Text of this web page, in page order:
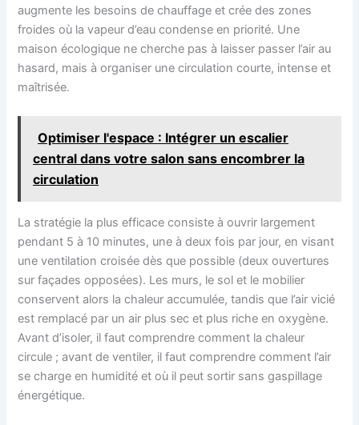
augmente les besoins de chauffage et crée des zones
froides où la vapeur d’eau condense en priorité. Une
maison écologique ne cherche pas à laisser passer l’air au
hasard, mais à organiser une circulation courte, intense et
maîtrisée.
Optimiser l'espace : Intégrer un escalier
central dans votre salon sans encombrer la
circulation
La stratégie la plus efficace consiste à ouvrir largement
pendant 5 à 10 minutes, une à deux fois par jour, en visant
une ventilation croisée dès que possible (deux ouvertures
sur façades opposées). Les murs, le sol et le mobilier
conservent alors la chaleur accumulée, tandis que l’air vicié
est remplacé par un air plus sec et plus riche en oxygène.
Avant d’isoler, il faut comprendre comment la chaleur
circule ; avant de ventiler, il faut comprendre comment l’air
se charge en humidité et où il peut sortir sans gaspillage
énergétique.